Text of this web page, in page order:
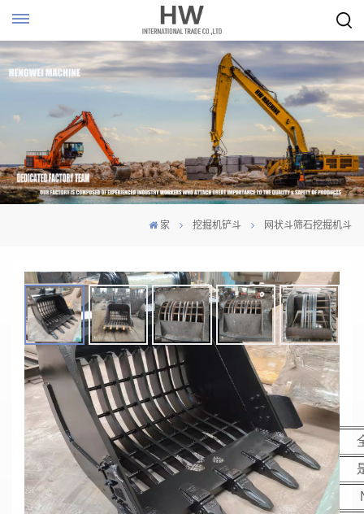
家 挖掘机铲斗 网状斗筛石挖掘机斗
网状斗筛石挖掘机斗
材质：Q355B
主要参数
模型
铲斗保护块
铲斗销